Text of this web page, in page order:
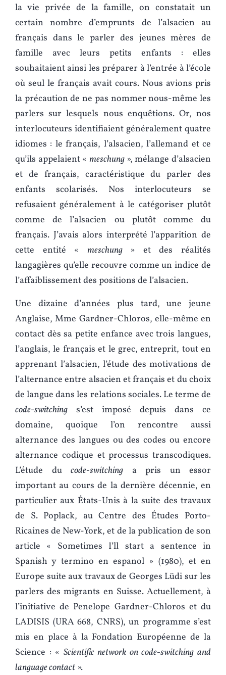
la vie privée de la famille, on constatait un
certain nombre d’emprunts de l’alsacien au
français dans le parler des jeunes mères de
famille avec leurs petits enfants : elles
souhaitaient ainsi les préparer à l’entrée à l’école
où seul le français avait cours. Nous avions pris
la précaution de ne pas nommer nous-même les
parlers sur lesquels nous enquêtions. Or, nos
interlocuteurs identifiaient généralement quatre
idiomes : le français, l’alsacien, l’allemand et ce
qu’ils appelaient « meschung », mélange d’alsacien
et de français, caractéristique du parler des
enfants scolarisés. Nos interlocuteurs se
refusaient généralement à le catégoriser plutôt
comme de l’alsacien ou plutôt comme du
français. J’avais alors interprété l’apparition de
cette entité « meschung » et des réalités
langagières qu’elle recouvre comme un indice de
l’affaiblissement des positions de l’alsacien.
Une dizaine d’années plus tard, une jeune
Anglaise, Mme Gardner-Chloros, elle-même en
contact dès sa petite enfance avec trois langues,
l’anglais, le français et le grec, entreprit, tout en
apprenant l’alsacien, l’étude des motivations de
l’alternance entre alsacien et français et du choix
de langue dans les relations sociales. Le terme de
code-switching s’est imposé depuis dans ce
domaine, quoique l’on rencontre aussi
alternance des langues ou des codes ou encore
alternance codique et processus transcodiques.
L’étude du code-switching a pris un essor
important au cours de la dernière décennie, en
particulier aux États-Unis à la suite des travaux
de S. Poplack, au Centre des Études Porto-
Ricaines de New-York, et de la publication de son
article « Sometimes I’ll start a sentence in
Spanish y termino en espanol » (1980), et en
Europe suite aux travaux de Georges Lüdi sur les
parlers des migrants en Suisse. Actuellement, à
l’initiative de Penelope Gardner-Chloros et du
LADISIS (URA 668, CNRS), un programme s’est
mis en place à la Fondation Européenne de la
Science : « Scientific network on code-switching and
language contact ».